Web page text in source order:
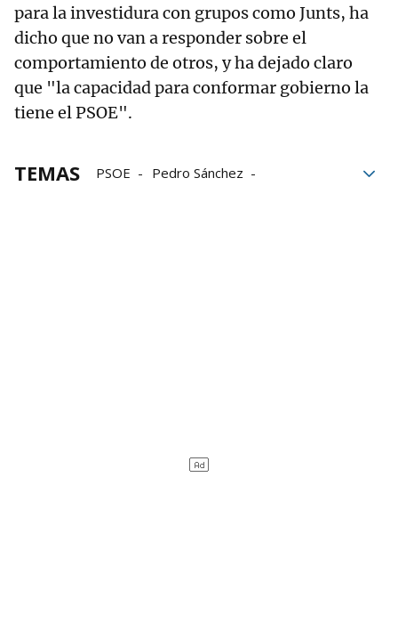
para la investidura con grupos como Junts, ha
dicho que no van a responder sobre el
comportamiento de otros, y ha dejado claro
que "la capacidad para conformar gobierno la
tiene el PSOE".
TEMAS PSOE
Pedro Sánchez